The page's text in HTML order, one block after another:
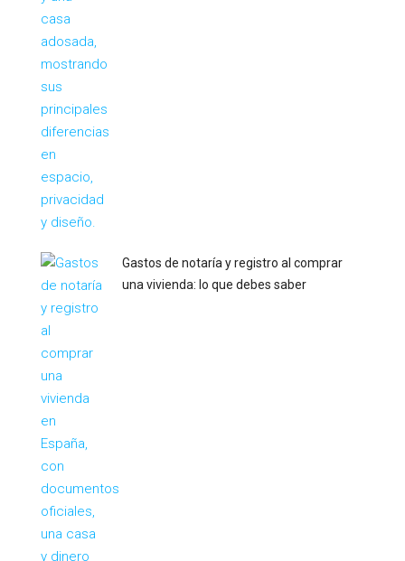
Gastos de notaría y registro al comprar
una vivienda: lo que debes saber